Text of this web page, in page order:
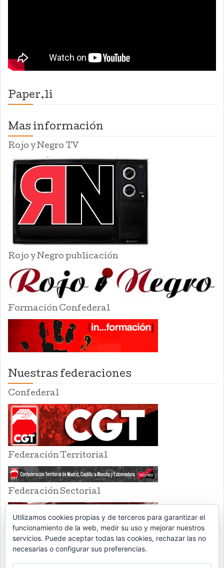
Paper.li
Mas información
Rojo y Negro TV
Rojo y Negro publicación
Formación Confederal
Nuestras federaciones
Confederal
Federación Territorial
Federación Sectorial
Utilizamos cookies propias y de terceros para garantizar el
funcionamiento de la web, medir su uso y mejorar nuestros
servicios. Puede aceptar todas las cookies, rechazar las no
necesarias o configurar sus preferencias.